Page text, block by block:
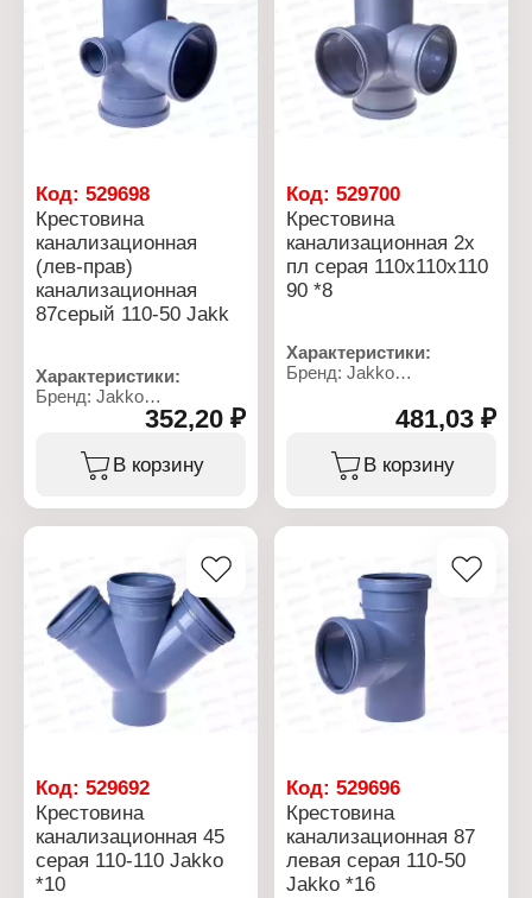
Вид ручки: прямая
Код: 529698
Крестовина
канализационная
(лев-прав)
канализационная
87серый 110-50 Jakk
Характеристики:
Бренд: Jakko
Тип товара: Крестовина
канализационная
Тип крестовины:
Материал: полипропилен
Цвет: серый
Угол: 87 градусов
Положение раструба D
50 мм: левое, правое
352,20 ₽
В корзину
Код:529700
Крестовина
канализационная 2х
пл серая 110х110х110
90 *8
Характеристики:
Бренд: Jakko
канализационная
Тип крестовины:
двухплоскостная
110х110х110 мм
Угол: 90 градусов
481,03 ₽
В корзину
Код: 529692
Крестовина
канализационная 45
серая 110-110 Jakko
*10
Код:529696
Крестовина
канализационная 87
левая серая 110-50
Jakko *16